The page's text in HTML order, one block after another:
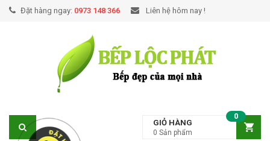
Đặt hàng ngay: 0973 148 366 Liên hệ hôm nay !
GIỎ HÀNG
0
0 Sản phẩm